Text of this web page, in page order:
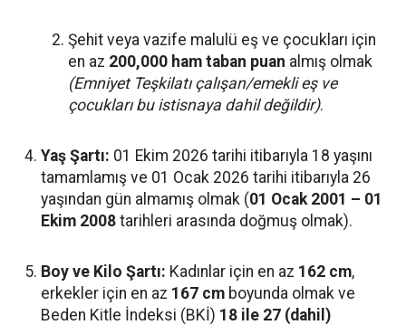
Şehit veya vazife malulü eş ve çocukları için
en az 200,000 ham taban puan almış olmak
(Emniyet Teşkilatı çalışan/emekli eş ve
çocukları bu istisnaya dahil değildir).
Yaş Şartı: 01 Ekim 2026 tarihi itibarıyla 18 yaşını
tamamlamış ve 01 Ocak 2026 tarihi itibarıyla 26
yaşından gün almamış olmak (01 Ocak 2001 – 01
Ekim 2008 tarihleri arasında doğmuş olmak).
Boy ve Kilo Şartı: Kadınlar için en az 162 cm,
erkekler için en az 167 cm boyunda olmak ve
Beden Kitle İndeksi (BKİ) 18 ile 27 (dahil)